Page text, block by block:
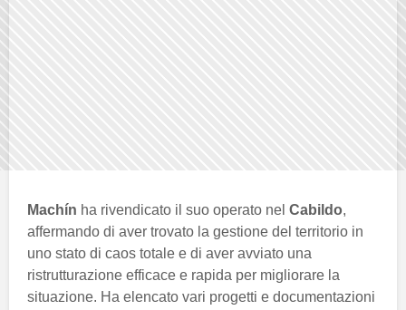
Machín ha rivendicato il suo operato nel Cabildo,
affermando di aver trovato la gestione del territorio in
uno stato di caos totale e di aver avviato una
ristrutturazione efficace e rapida per migliorare la
situazione. Ha elencato vari progetti e documentazioni